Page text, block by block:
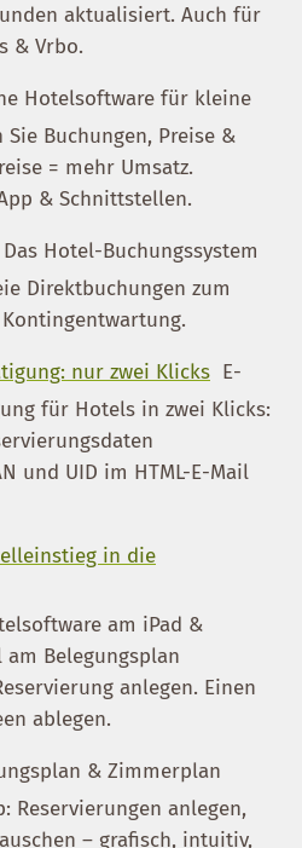
aktualisiert. Auch für
& Vrbo.
Hotelsoftware für kleine
Buchungen, Preise &
= mehr Umsatz.
& Schnittstellen.
Das Hotel-Buchungssystem
Direktbuchungen zum
nur zwei Klicks E-
für Hotels in zwei Klicks:
und UID im HTML-E-Mail
in die
am iPad &
Belegungsplan
anlegen. Einen
ablegen.
& Zimmerplan
Reservierungen anlegen,
– grafisch, intuitiv,